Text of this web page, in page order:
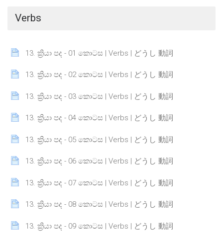
Verbs
13. ක්‍රියා පද - 01 කොටස | Verbs | どうし 動詞
Page
13. ක්‍රියා පද - 02 කොටස | Verbs | どうし 動詞
Page
13. ක්‍රියා පද - 03 කොටස | Verbs | どうし 動詞
Page
13. ක්‍රියා පද - 04 කොටස | Verbs | どうし 動詞
Page
13. ක්‍රියා පද - 05 කොටස | Verbs | どうし 動詞
Page
13. ක්‍රියා පද - 06 කොටස | Verbs | どうし 動詞
Page
13. ක්‍රියා පද - 07 කොටස | Verbs | どうし 動詞
Page
13. ක්‍රියා පද - 08 කොටස | Verbs | どうし 動詞
Page
13. ක්‍රියා පද - 09 කොටස | Verbs | どうし 動詞
Page